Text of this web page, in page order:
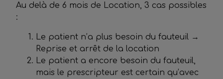
Au delà de 6 mois de Location, 3 cas possibles
:
Le patient n’a plus besoin du fauteuil →
Reprise et arrêt de la location
Le patient a encore besoin du fauteuil,
mais le prescripteur est certain qu’avec